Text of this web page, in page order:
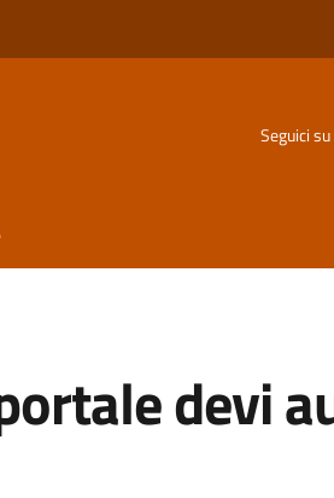
Seguici su
devi